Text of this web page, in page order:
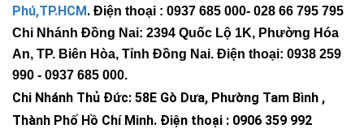
Phú,TP.HCM. Điện thoại : 0937 685 000- 028 66 795 795
Chi Nhánh Đồng Nai: 2394 Quốc Lộ 1K, Phường Hóa
An, TP. Biên Hòa, Tỉnh Đồng Nai. Điện thoại: 0938 259
990 - 0937 685 000.
Chi Nhánh Thủ Đức: 58E Gò Dưa, Phường Tam Bình ,
Thành Phố Hồ Chí Minh. Điện thoại : 0906 359 992